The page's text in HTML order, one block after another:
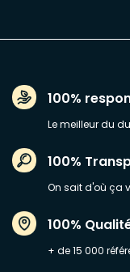
100%
Le meilleur du
100%
On sait d'où ça
100%
+ de 15 000